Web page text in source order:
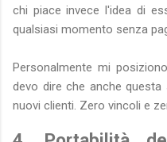
chi piace invece l'idea di
qualsiasi momento senza
Personalmente mi
devo dire che anche
nuovi clienti. Zero vincoli e